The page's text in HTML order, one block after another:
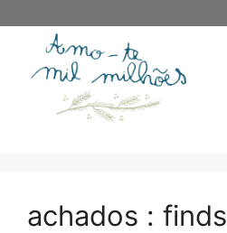
conteúdo
achados : finds